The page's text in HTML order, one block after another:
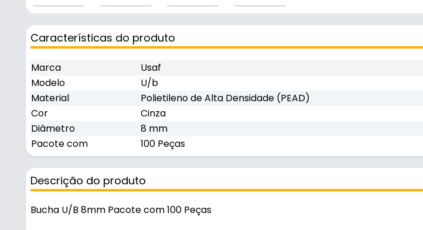
Características do produto
Marca
Usaf
Modelo
U/b
Material
Polietileno de Alta Densidade (PEAD)
Cor
Cinza
Diâmetro
8 mm
Pacote com
100 Peças
Descrição do produto
Bucha U/B 8mm Pacote com 100 Peças